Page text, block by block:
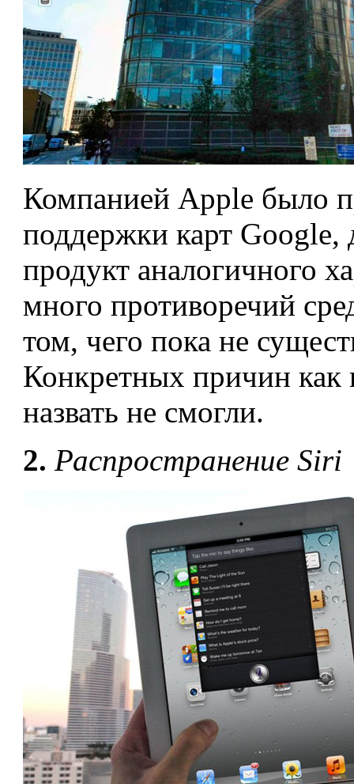
Компанией Apple было
поддержки карт Google,
продукт аналогичного
много противоречий
том, чего пока не
Конкретных причин
назвать не смогли.
2. Распространение Siri